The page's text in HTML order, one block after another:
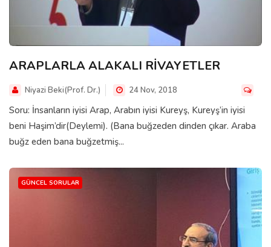
ARAPLARLA ALAKALI RİVAYETLER
Niyazi Beki(Prof. Dr.) 24 Nov, 2018
Soru: İnsanların iyisi Arap, Arabın iyisi Kureyş, Kureyş’in iyisi
beni Haşim’dir(Deylemi). (Bana buğzeden dinden çıkar. Araba
buğz eden bana buğzetmiş...
GÜNCEL SORULAR